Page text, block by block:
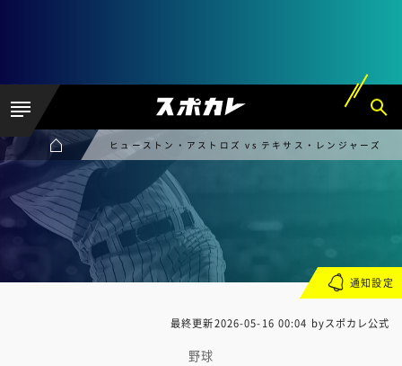
ヒューストン・アストロズ vs テキサス・レンジャーズ
最終更新2026-05-16 00:04 byスポカレ公式
野球
通知設定